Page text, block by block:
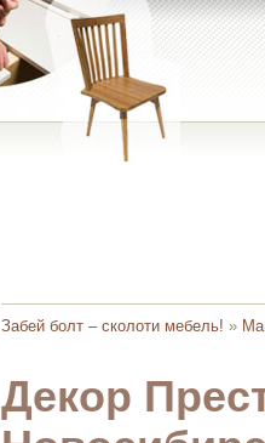
Забей болт – сколоти мебель! »
Декор